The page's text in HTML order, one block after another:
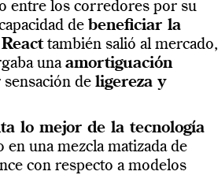
entre los corredores por su
de beneficiar la
también salió al mercado,
una amortiguación
de ligereza y
lo mejor de la tecnología
en una mezcla matizada de
con respecto a modelos